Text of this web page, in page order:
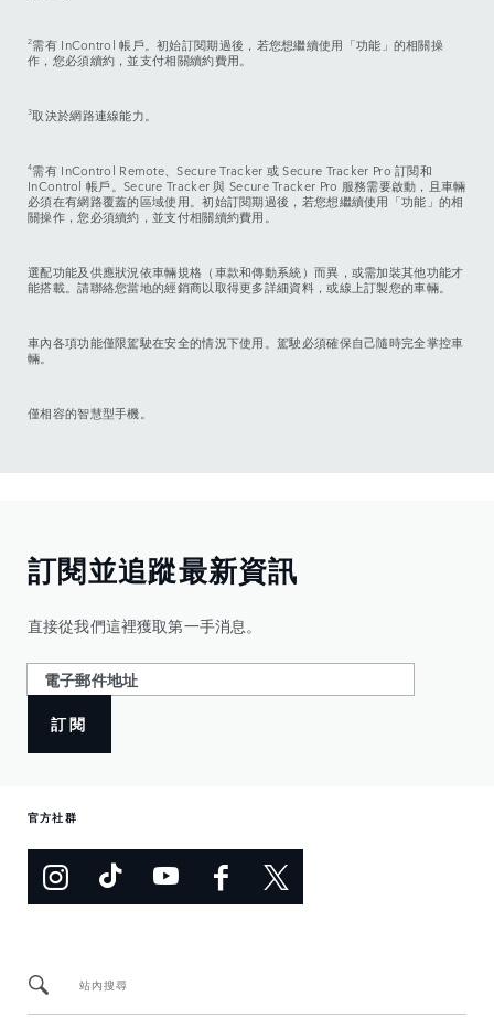
2需有 InControl 帳戶。初始訂閱期過後，若您想繼續使用「功能」的相關操
作，您必須續約，並支付相關續約費用。
3取決於網路連線能力。
4需有 InControl Remote、Secure Tracker 或 Secure Tracker Pro 訂閱和
InControl 帳戶。Secure Tracker 與 Secure Tracker Pro 服務需要啟動，且車輛
必須在有網路覆蓋的區域使用。初始訂閱期過後，若您想繼續使用「功能」的相
關操作，您必須續約，並支付相關續約費用。
選配功能及供應狀況依車輛規格（車款和傳動系統）而異，或需加裝其他功能才
能搭載。請聯絡您當地的經銷商以取得更多詳細資料，或線上訂製您的車輛。
車內各項功能僅限駕駛在安全的情況下使用。駕駛必須確保自己隨時完全掌控車
輛。
僅相容的智慧型手機。
訂閱並追蹤最新資訊
直接從我們這裡獲取第一手消息。
訂閱
官方社群
站內搜尋